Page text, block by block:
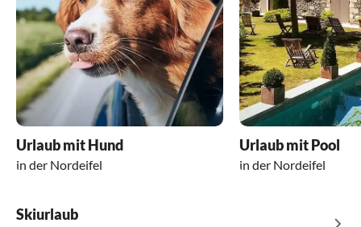
Urlaub mit Hund
in der Nordeifel
Urlaub mit Pool
in der Nordeifel
Skiurlaub